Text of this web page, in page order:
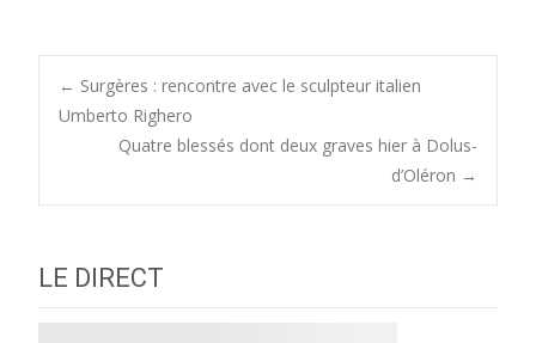
Post
← Surgères : rencontre avec le sculpteur italien
Umberto Righero
Quatre blessés dont deux graves hier à Dolus-
d’Oléron →
LE DIRECT